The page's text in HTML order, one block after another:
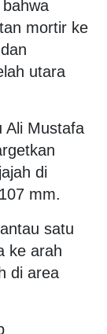
mortir ke
utara
Ali Mustafa
di
mm.
satu
ke arah
di area